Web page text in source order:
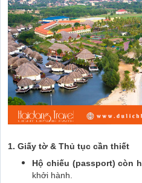
1. Giấy tờ & Thủ tục cần thiết
Hộ chiếu (passport) còn
khởi hành.